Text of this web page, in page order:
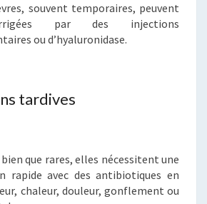
souvent temporaires, peuvent
par des injections
ou d’hyaluronidase.
tardives
que rares, elles nécessitent une
rapide avec des antibiotiques en
chaleur, douleur, gonflement ou